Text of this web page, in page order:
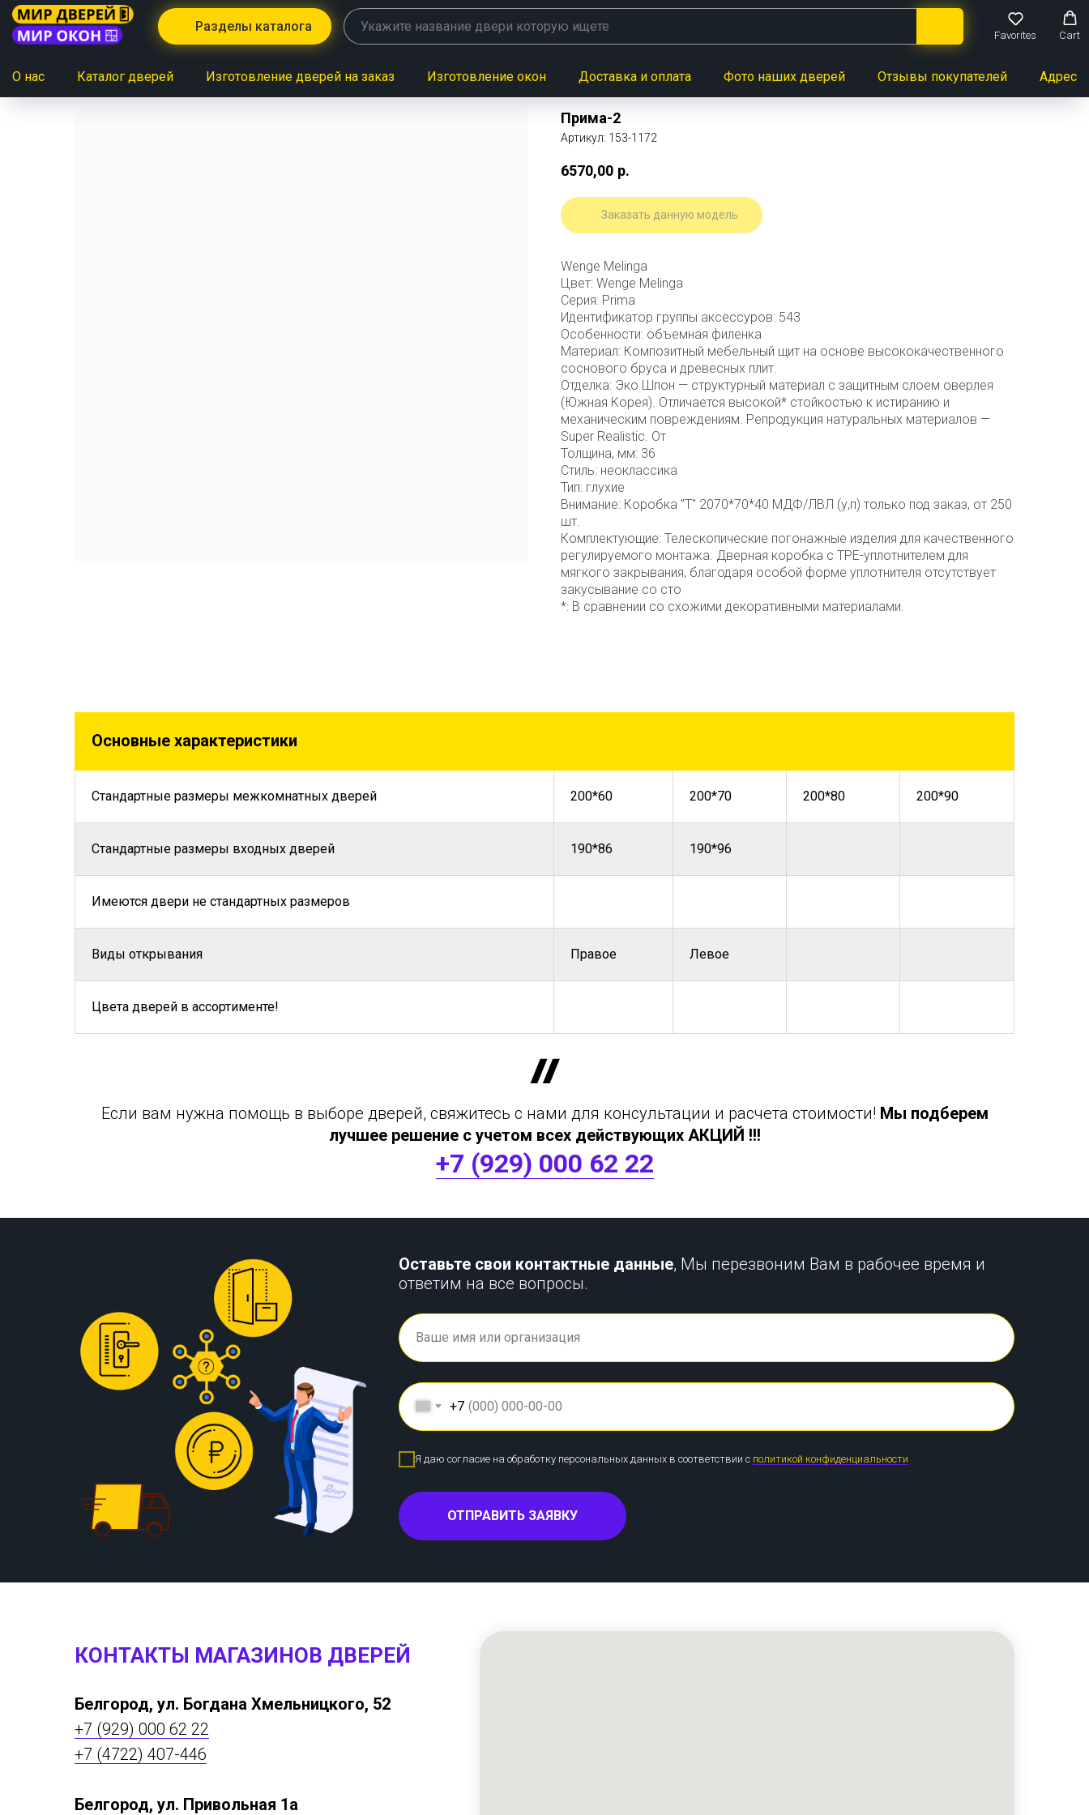
Разделы каталога
Favorites Cart
О нас Каталог дверей Изготовление дверей на заказ Изготовление окон Доставка и оплата Фото наших дверей Отзывы покупателей Адреса
Прима-2
Артикул: 153-1172
6570,00 р.
Заказать данную модель
Wenge Melinga
Цвет: Wenge Melinga
Серия: Prima
Идентификатор группы аксессуров: 543
Особенности: объемная филенка
Материал: Композитный мебельный щит на основе высококачественного
соснового бруса и древесных плит.
Отделка: Эко Шпон — структурный материал с защитным слоем оверлея
(Южная Корея). Отличается высокой* стойкостью к истиранию и
механическим повреждениям. Репродукция натуральных материалов —
Super Realistic. От
Толщина, мм: 36
Стиль: неоклассика
Тип: глухие
Внимание: Коробка "Т" 2070*70*40 МДФ/ЛВЛ (у,п) только под заказ, от 250
шт.
Комплектующие: Телескопические погонажные изделия для качественного
регулируемого монтажа. Дверная коробка с TPE-уплотнителем для
мягкого закрывания, благодаря особой форме уплотнителя отсутствует
закусывание со сто
*: В сравнении со схожими декоративными материалами.
Основные характеристики
Стандартные размеры межкомнатных дверей 200*60 200*70 200*80 200*90
Стандартные размеры входных дверей 190*86 190*96
Имеются двери не стандартных размеров
Виды открывания Правое Левое
Цвета дверей в ассортименте!
Если вам нужна помощь в выборе дверей, свяжитесь с нами для консультации и расчета стоимости! Мы подберем
лучшее решение с учетом всех действующих АКЦИЙ !!!
+7 (929) 000 62 22
Оставьте свои контактные данные, Мы перезвоним Вам в рабочее время и
ответим на все вопросы.
+7
Я даю согласие на обработку персональных данных в соответствии с политикой конфиденциальности
ОТПРАВИТЬ ЗАЯВКУ
КОНТАКТЫ МАГАЗИНОВ ДВЕРЕЙ
Белгород, ул. Богдана Хмельницкого, 52
+7 (929) 000 62 22
+7 (4722) 407-446
Белгород, ул. Привольная 1а